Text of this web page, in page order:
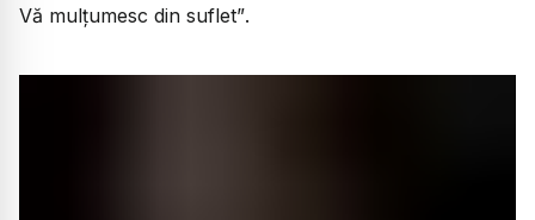
Vă mulțumesc din suflet”.